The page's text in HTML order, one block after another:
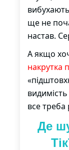
вибухають
ще не
настав.
А якщо
накрутка
все
Де